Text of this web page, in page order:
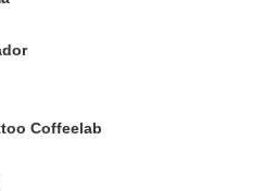
Coffeelab